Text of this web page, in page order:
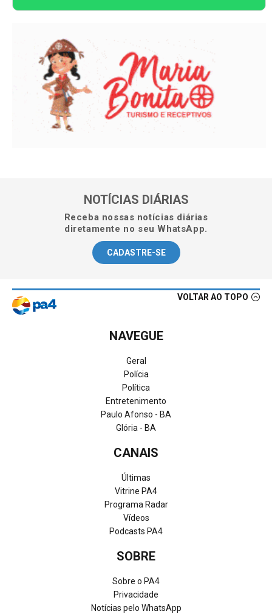
NOTÍCIAS DIÁRIAS
Receba nossas notícias diárias
diretamente no seu WhatsApp.
CADASTRE-SE
VOLTAR AO TOPO
NAVEGUE
Geral
Polícia
Política
Entretenimento
Paulo Afonso - BA
Glória - BA
CANAIS
Últimas
Vitrine PA4
Programa Radar
Vídeos
Podcasts PA4
SOBRE
Sobre o PA4
Privacidade
Notícias pelo WhatsApp